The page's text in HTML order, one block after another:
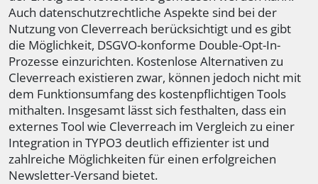
Auch datenschutzrechtliche Aspekte sind bei der
Nutzung von Cleverreach berücksichtigt und es gibt
die Möglichkeit, DSGVO-konforme Double-Opt-In-
Prozesse einzurichten. Kostenlose Alternativen zu
Cleverreach existieren zwar, können jedoch nicht mit
dem Funktionsumfang des kostenpflichtigen Tools
mithalten. Insgesamt lässt sich festhalten, dass ein
externes Tool wie Cleverreach im Vergleich zu einer
Integration in TYPO3 deutlich effizienter ist und
zahlreiche Möglichkeiten für einen erfolgreichen
Newsletter-Versand bietet.